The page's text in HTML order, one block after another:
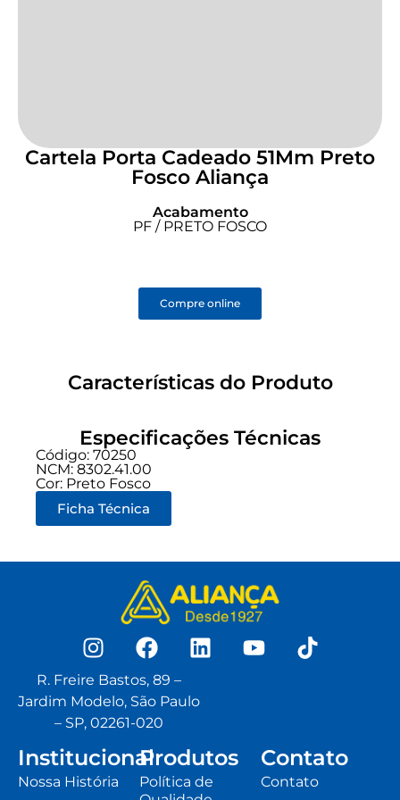
Cartela Porta Cadeado 51Mm Preto
Fosco Aliança
Acabamento
PF / PRETO FOSCO
Compre online
Características do Produto
Especificações Técnicas
Código: 70250
NCM: 8302.41.00
Cor: Preto Fosco
Ficha Técnica
R. Freire Bastos, 89 –
Jardim Modelo, São Paulo
– SP, 02261-020
Institucional
Nossa História
Produtos
Política de
Contato
Contato